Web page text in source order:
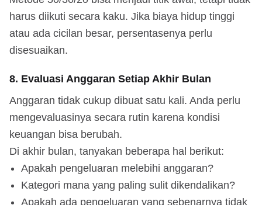
harus diikuti secara kaku. Jika biaya hidup tinggi
atau ada cicilan besar, persentasenya perlu
disesuaikan.
8. Evaluasi Anggaran Setiap Akhir Bulan
Anggaran tidak cukup dibuat satu kali. Anda perlu
mengevaluasinya secara rutin karena kondisi
keuangan bisa berubah.
Di akhir bulan, tanyakan beberapa hal berikut:
Apakah pengeluaran melebihi anggaran?
Kategori mana yang paling sulit dikendalikan?
Apakah ada pengeluaran yang sebenarnya tidak